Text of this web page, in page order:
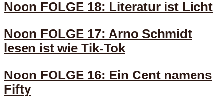
Noon FOLGE 18: Literatur ist Licht
Noon FOLGE 17: Arno Schmidt
lesen ist wie Tik-Tok
Noon FOLGE 16: Ein Cent namens
Fifty